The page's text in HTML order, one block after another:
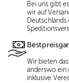
Bei uns gibt
wir auf
Wir bieten
anderswo ein
inklusive